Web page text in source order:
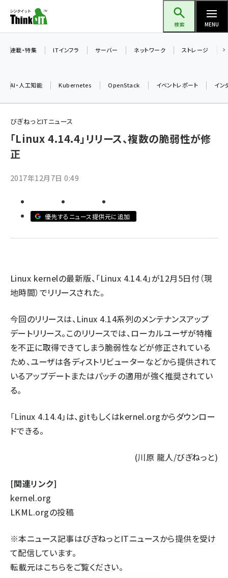
ン
ツ
検索 MENU
加藤銘のチーム貢献～仲間と築いた勝利の絆～ (2329)
genai (1494)
連載・特集 ITインフラ サーバー ネットワーク ストレージ
AI・人工知能 Kubernetes OpenStack イベントレポート イン
びぎねっとITニュース
「Linux 4.14.4」リリース、複数の脆弱性が修
正
2017年12月7日 0:49
優先するニュース提供元に追加
Linux kernelの最新版、「Linux 4.14.4」が12月5日付（現
地時間）でリリースされた。
今回のリリースは、Linux 4.14系列のメンテナンスアップ
デートリリース。このリリースでは、ローカルユーザが特権
を不正に取得できてしまう脆弱性などが修正されている
ため、ユーザは各ディストリビューターなどから提供されて
いるアップデートまたはパッチの適用が強く推奨されてい
る。
「Linux 4.14.4」は、gitもしくはkernel.orgからダウンロー
ドできる。
(川原 龍人/びぎねっと)
[関連リンク]
kernel.org
LKML.orgの投稿
※本ニュース記事はびぎねっとITニュースから提供を受け
て配信しています。
転載元はこちらをご覧ください。